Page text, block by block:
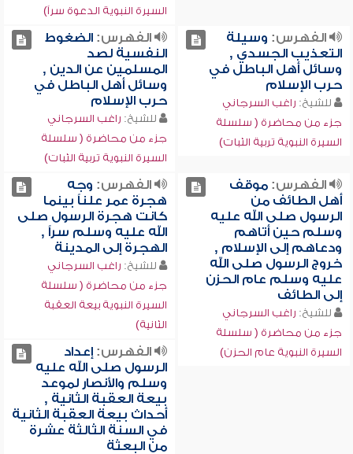
السيرة النبوية الدعوة سراً)
الفهرس: وسيلة
التعذيب الجسدي ,
وسائل أهل الباطل في
حرب الإسلام
للشيخ: راغب السرجاني
جزء من محاضرة ( سلسلة
السيرة النبوية تربية الثبات)
الفهرس:الضغوط
النفسية لصد
المسلمين عن الدين ,
وسائل أهل الباطل في
حرب الإسلام
للشيخ: راغب السرجاني
جزء من محاضرة ( سلسلة
السيرة النبوية تربية الثبات)
الفهرس:موقف
أهل الطائف من
الرسول صلى الله عليه
وسلم حين أتاهم
ودعاهم إلى الإسلام ,
خروج الرسول صلى الله
عليه وسلم عام الحزن
إلى الطائف
للشيخ: راغب السرجاني
جزء من محاضرة ( سلسلة
السيرة النبوية عام الحزن)
الفهرس: وجه
هجرة عمر علناً بينما
كانت هجرة الرسول صلى
الله عليه وسلم سراً ,
الهجرة إلى المدينة
للشيخ: راغب السرجاني
جزء من محاضرة ( سلسلة
السيرة النبوية بيعة العقبة
الثانية)
الفهرس:إعداد
الرسول صلى الله عليه
وسلم والأنصار لموعد
بيعة العقبة الثانية ,
أحداث بيعة العقبة الثانية
في السنة الثالثة عشرة
من البعثة